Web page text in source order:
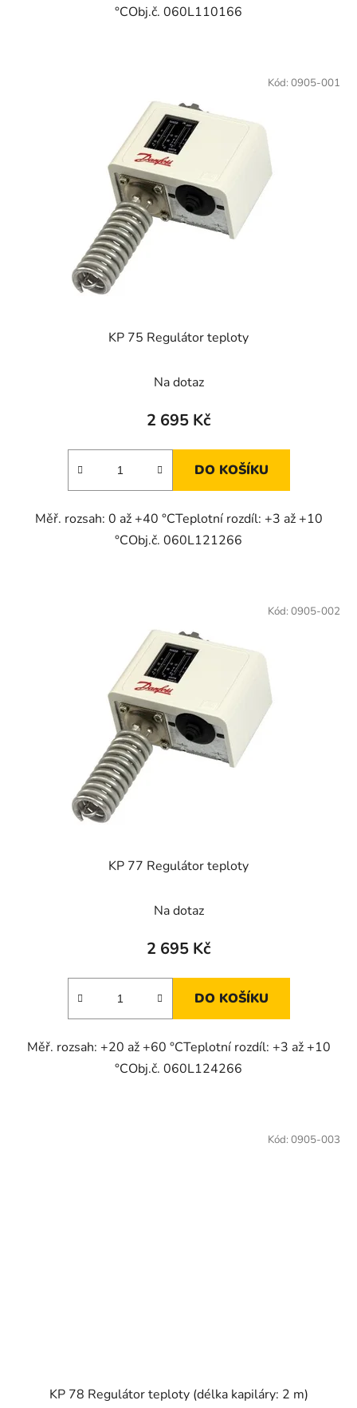
°CObj.č. 060L110166
KP 75 Regulátor teploty
Na dotaz
2 695 Kč
DO KOŠÍKU
Měř. rozsah: 0 až +40 °CTeplotní rozdíl: +3 až +10
°CObj.č. 060L121266
Kód: 0905-001
KP 77 Regulátor teploty
Na dotaz
2 695 Kč
DO KOŠÍKU
Měř. rozsah: +20 až +60 °CTeplotní rozdíl: +3 až +10
°CObj.č. 060L124266
Kód: 0905-002
KP 78 Regulátor teploty (délka kapiláry: 2 m)
Kód: 0905-003